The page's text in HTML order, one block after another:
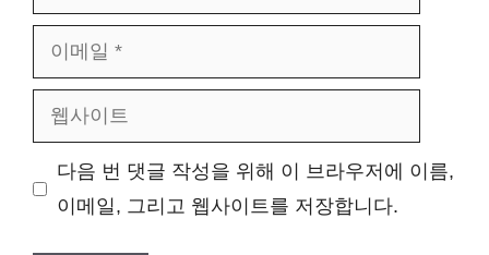
름
메
사
다음 번 댓글 작성을 위해 이 브라우저에 이름,
이메일, 그리고 웹사이트를 저장합니다.